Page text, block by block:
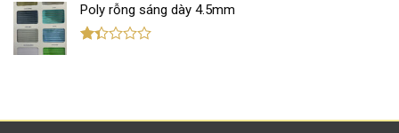
hạng
2.45
5 sao
Poly rỗng sáng dày 4.5mm
sao